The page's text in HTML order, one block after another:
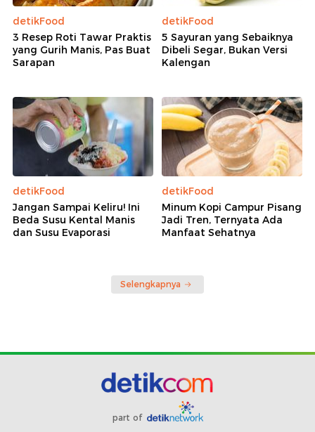
detikFood
3 Resep Roti Tawar Praktis
yang Gurih Manis, Pas Buat
Sarapan
detikFood
5 Sayuran yang Sebaiknya
Dibeli Segar, Bukan Versi
Kalengan
detikFood
Jangan Sampai Keliru! Ini
Beda Susu Kental Manis
dan Susu Evaporasi
detikFood
Minum Kopi Campur Pisang
Jadi Tren, Ternyata Ada
Manfaat Sehatnya
Selengkapnya
part of